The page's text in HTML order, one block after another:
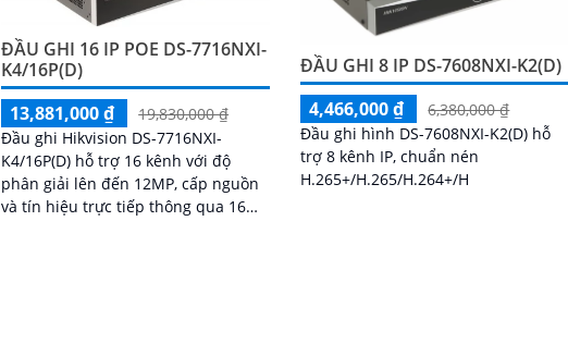
ĐẦU GHI 16 IP POE DS-7716NXI-
K4/16P(D)
13,881,000 ₫
19,830,000 ₫
Đầu ghi Hikvision DS-7716NXI-
K4/16P(D) hỗ trợ 16 kênh với độ
phân giải lên đến 12MP, cấp nguồn
và tín hiệu trực tiếp thông qua 16
ĐẦU GHI 8 IP DS-7608NXI-K2(D)
4,466,000 ₫
6,380,000 ₫
Đầu ghi hình DS-7608NXI-K2(D) hỗ
trợ 8 kênh IP, chuẩn nén
H.265+/H.265/H.264+/H